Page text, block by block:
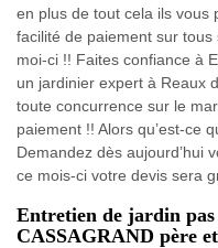
en plus de tout cela ils vous
facilité de paiement sur
moi-ci !! Faites confiance à
un jardinier expert à Reaux
toute concurrence sur le
paiement !! Alors qu’est-ce
Demandez dès aujourd’hui
ce mois-ci votre devis sera
Entretien de jardin
CASSAGRAND père